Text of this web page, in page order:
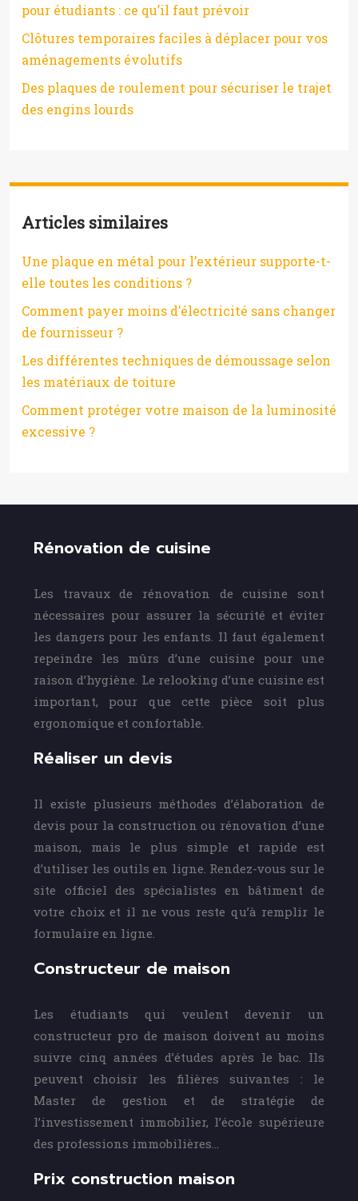
pour étudiants : ce qu’il faut prévoir
Clôtures temporaires faciles à déplacer pour vos
aménagements évolutifs
Des plaques de roulement pour sécuriser le trajet
des engins lourds
Articles similaires
Une plaque en métal pour l’extérieur supporte-t-
elle toutes les conditions ?
Comment payer moins d’électricité sans changer
de fournisseur ?
Les différentes techniques de démoussage selon
les matériaux de toiture
Comment protéger votre maison de la luminosité
excessive ?
Rénovation de cuisine
Les travaux de rénovation de cuisine sont
nécessaires pour assurer la sécurité et éviter
les dangers pour les enfants. Il faut également
repeindre les mûrs d’une cuisine pour une
raison d’hygiène. Le relooking d’une cuisine est
important, pour que cette pièce soit plus
ergonomique et confortable.
Réaliser un devis
Il existe plusieurs méthodes d’élaboration de
devis pour la construction ou rénovation d’une
maison, mais le plus simple et rapide est
d’utiliser les outils en ligne. Rendez-vous sur le
site officiel des spécialistes en bâtiment de
votre choix et il ne vous reste qu’à remplir le
formulaire en ligne.
Constructeur de maison
Les étudiants qui veulent devenir un
constructeur pro de maison doivent au moins
suivre cinq années d’études après le bac. Ils
peuvent choisir les filières suivantes : le
Master de gestion et de stratégie de
l’investissement immobilier, l’école supérieure
des professions immobilières…
Prix construction maison